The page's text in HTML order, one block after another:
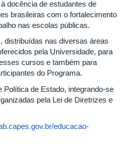
docência de estudantes de
brasileiras com o fortalecimento
nas escolas públicas.
distribuídas nas diversas áreas
pela Universidade, para
cursos e também para
do Programa.
Política de Estado, integrando-se
pela Lei de Diretrizes e
educacao-